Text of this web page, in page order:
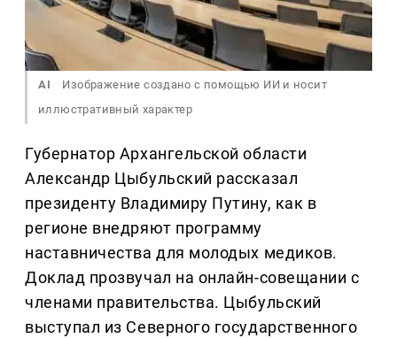
AI
Изображение создано с помощью ИИ и носит
иллюстративный характер
Губернатор Архангельской области
Александр Цыбульский рассказал
президенту Владимиру Путину, как в
регионе внедряют программу
наставничества для молодых медиков.
Доклад прозвучал на онлайн-совещании с
членами правительства. Цыбульский
выступал из Северного государственного